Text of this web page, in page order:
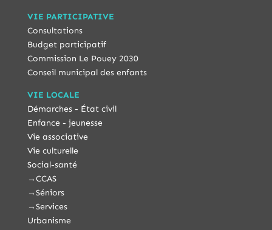
VIE PARTICIPATIVE
Consultations
Budget participatif
Commission Le Pouey 2030
Conseil municipal des enfants
VIE LOCALE
Démarches - État civil
Enfance - jeunesse
Vie associative
Vie culturelle
Social-santé
→CCAS
→Séniors
→Services
Urbanisme